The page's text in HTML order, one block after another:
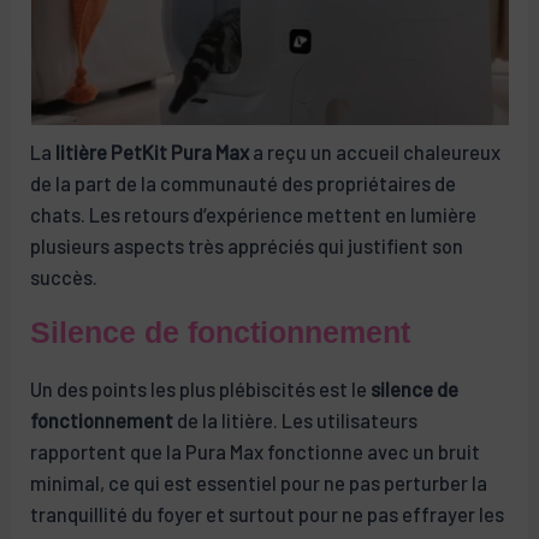
La litière PetKit Pura Max a reçu un accueil chaleureux
de la part de la communauté des propriétaires de
chats. Les retours d’expérience mettent en lumière
plusieurs aspects très appréciés qui justifient son
succès.
Silence de fonctionnement
Un des points les plus plébiscités est le silence de
fonctionnement de la litière. Les utilisateurs
rapportent que la Pura Max fonctionne avec un bruit
minimal, ce qui est essentiel pour ne pas perturber la
tranquillité du foyer et surtout pour ne pas effrayer les